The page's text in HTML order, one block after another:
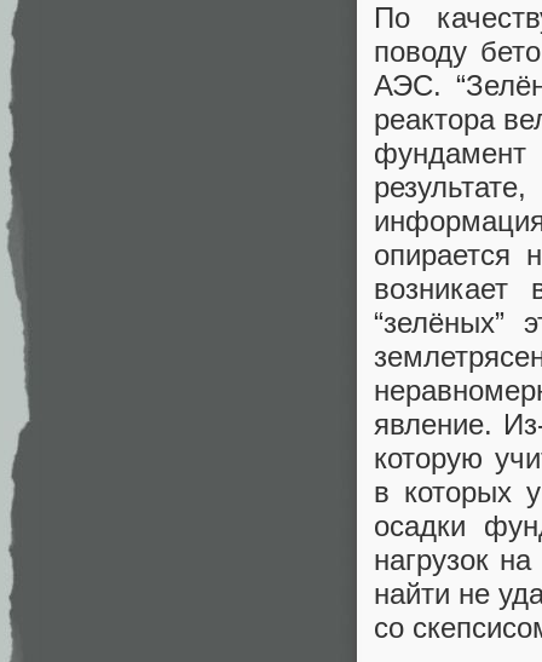
По
поводу
АЭС.
реактора
опирается
“зелёных”
явление.
которую
в которых
осадки
нагрузок
найти не
со